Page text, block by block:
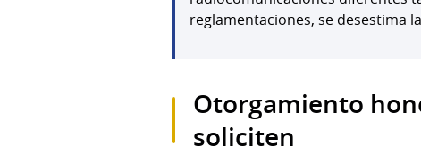
reglamentaciones, se desestima
Otorgamiento
soliciten